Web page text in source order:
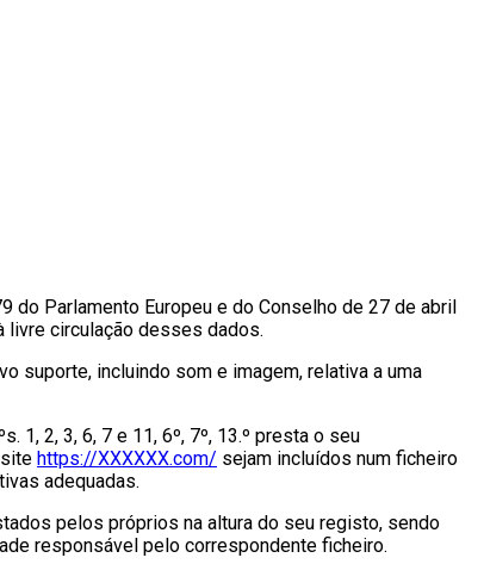
do Parlamento Europeu e do Conselho de 27 de abril
livre circulação desses dados.
suporte, incluindo som e imagem, relativa a uma
2, 3, 6, 7 e 11, 6º, 7º, 13.º presta o seu
https://XXXXXX.com/ sejam incluídos num ficheiro
adequadas.
pelos próprios na altura do seu registo, sendo
responsável pelo correspondente ficheiro.